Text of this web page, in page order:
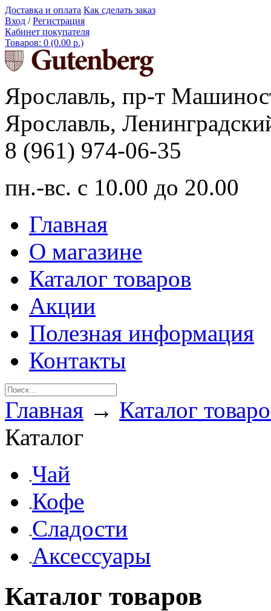
Доставка и оплата Как сделать заказ
Вход /Регистрация
Кабинет покупателя
Товаров: 0 (0.00 р.)
Ярославль, пр-т
Ярославль,
8 (961) 974-06-35
пн.-вс. с 10.00 до 20.00
Главная
О магазине
Каталог товаров
Акции
Полезная информация
Контакты
Главная → Каталог
Каталог
Чай
Кофе
Сладости
Аксессуары
Каталог товаров